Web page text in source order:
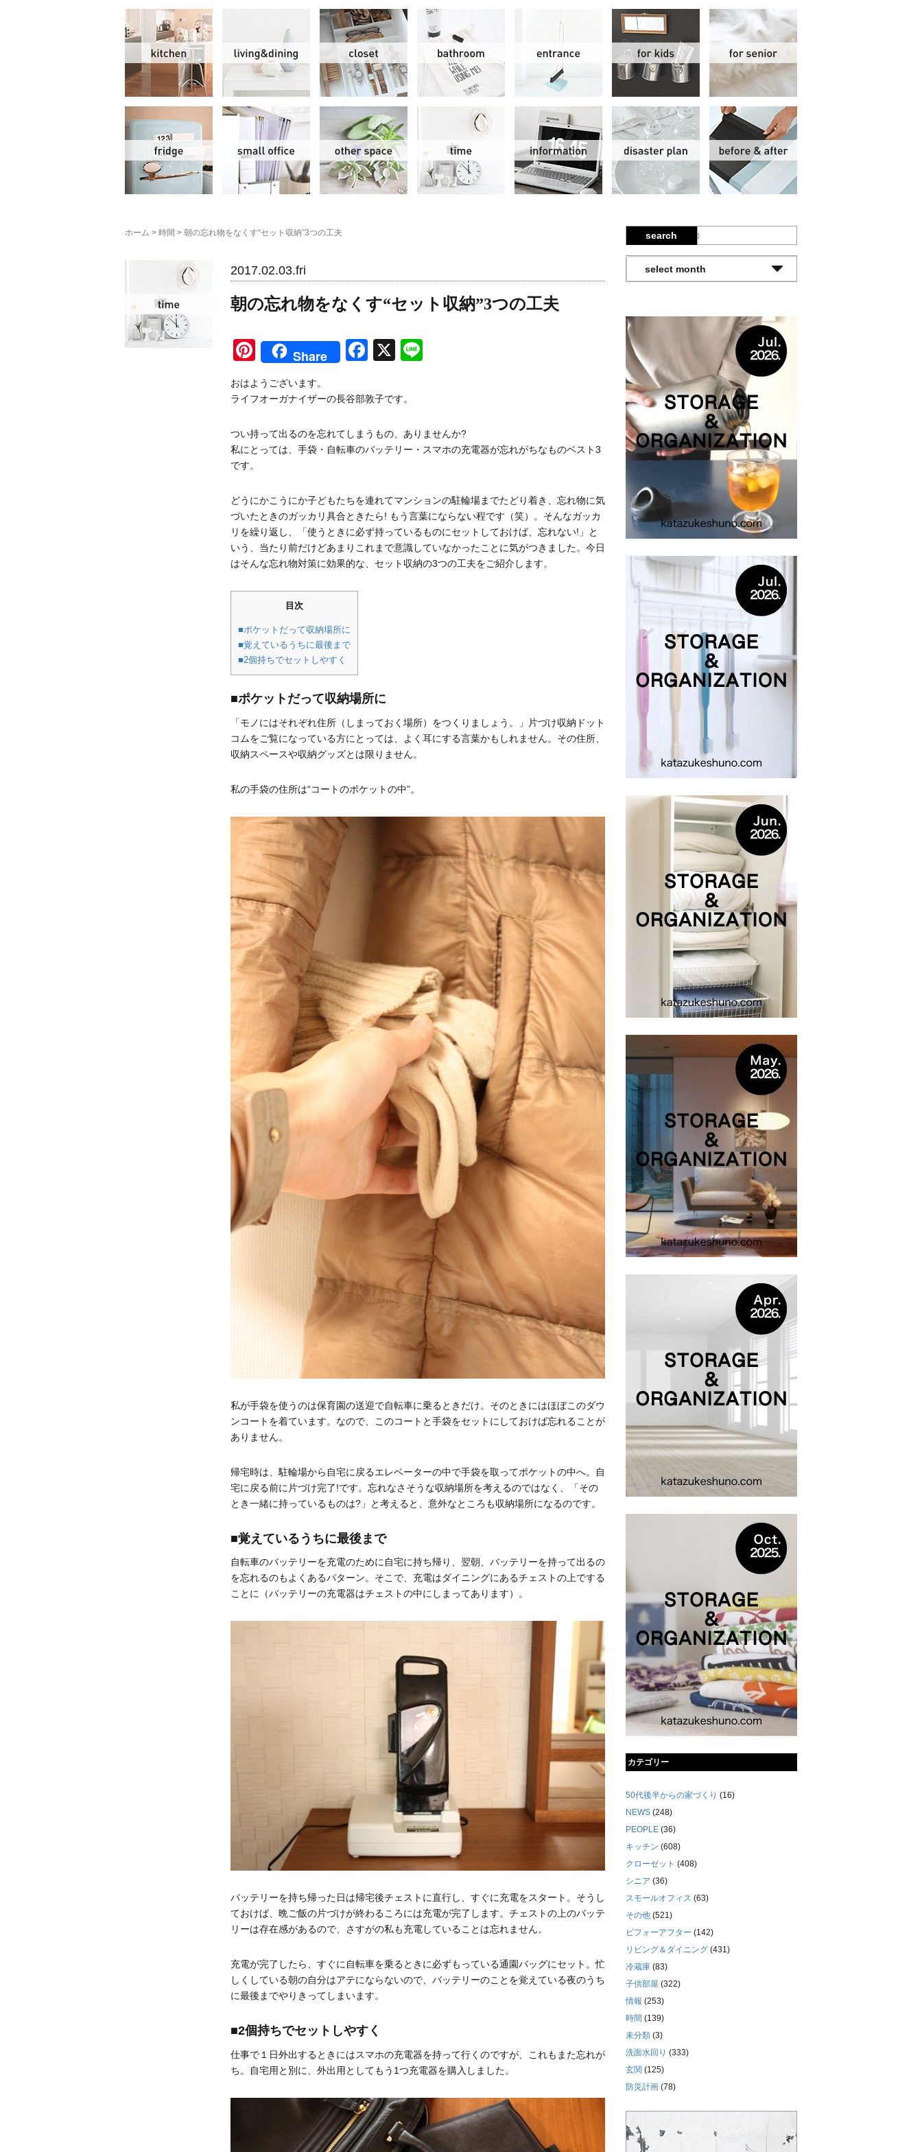
リビング＆ダイニング クローゼット 玄関 子供部屋
冷蔵庫 スモールオフィス 防災計画
ホーム > 時間 > 朝の忘れ物をなくす“セット収納”3つの工夫
時間2017.02.03.fri
朝の忘れ物をなくす“セット収納”3つの工夫
Pinterest
Share Facebook
X
おはようございます。
ライフオーガナイザーの長谷部敦子です。
つい持って出るのを忘れてしまうもの、ありませんか?
私にとっては、手袋・自転車のバッテリー・スマホの充電器が忘れがちなものベスト3
です。
どうにかこうにか子どもたちを連れてマンションの駐輪場までたどり着き、忘れ物に気
づいたときのガッカリ具合ときたら! もう言葉にならない程です（笑）。そんなガッカ
リを繰り返し、「使うときに必ず持っているものにセットしておけば、忘れない!」と
いう、当たり前だけどあまりこれまで意識していなかったことに気がつきました。今日
はそんな忘れ物対策に効果的な、セット収納の3つの工夫をご紹介します。
目次
■ポケットだって収納場所に
■覚えているうちに最後まで
■2個持ちでセットしやすく
■ポケットだって収納場所に
「モノにはそれぞれ住所（しまっておく場所）をつくりましょう。」片づけ収納ドット
コムをご覧になっている方にとっては、よく耳にする言葉かもしれません。その住所、
収納スペースや収納グッズとは限りません。
私の手袋の住所は“コートのポケットの中”。
私が手袋を使うのは保育園の送迎で自転車に乗るときだけ。そのときにはほぼこのダウ
ンコートを着ています。なので、このコートと手袋をセットにしておけば忘れることが
ありません。
帰宅時は、駐輪場から自宅に戻るエレベーターの中で手袋を取ってポケットの中へ。自
宅に戻る前に片づけ完了!です。忘れなさそうな収納場所を考えるのではなく、「その
とき一緒に持っているものは?」と考えると、意外なところも収納場所になるのです。
■覚えているうちに最後まで
自転車のバッテリーを充電のために自宅に持ち帰り、翌朝、バッテリーを持って出るの
を忘れるのもよくあるパターン。そこで、充電はダイニングにあるチェストの上でする
ことに（バッテリーの充電器はチェストの中にしまってあります）。
バッテリーを持ち帰った日は帰宅後チェストに直行し、すぐに充電をスタート。そうし
ておけば、晩ご飯の片づけが終わるころには充電が完了します。チェストの上のバッテ
リーは存在感があるので、さすがの私も充電していることは忘れません。
充電が完了したら、すぐに自転車を乗るときに必ずもっている通園バッグにセット。忙
しくしている朝の自分はアテにならないので、バッテリーのことを覚えている夜のうち
に最後までやりきってしまいます。
■2個持ちでセットしやすく
仕事で１日外出するときにはスマホの充電器を持って行くのですが、これもまた忘れが
ち。自宅用と別に、外出用としてもう1つ充電器を購入しました。
search
カテゴリー
50代後半からの家づくり (16)
NEWS (248)
PEOPLE (36)
キッチン (608)
クローゼット (408)
シニア (36)
スモールオフィス (63)
その他 (521)
ビフォーアフター (142)
リビング＆ダイニング (431)
冷蔵庫 (83)
子供部屋 (322)
情報 (253)
時間 (139)
未分類 (3)
洗面水回り (333)
玄関 (125)
防災計画 (78)